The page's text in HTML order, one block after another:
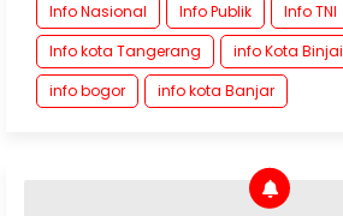
Info Nasional
Info Publik Info TNI
Info kota Tangerang
info Kota Binjai
info bogor
info kota Banjar